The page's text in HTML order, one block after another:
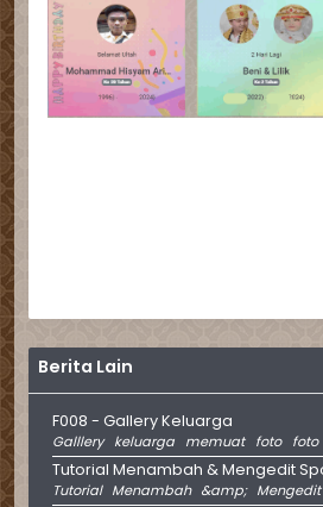
Berita Lain
F008 - Gallery Keluarga
Galllery keluarga memuat foto
menambah akrab jalinan
sebagai memory yang tak bisa
Tutorial Menambah & Mengedit
Tutorial Menambah &amp;